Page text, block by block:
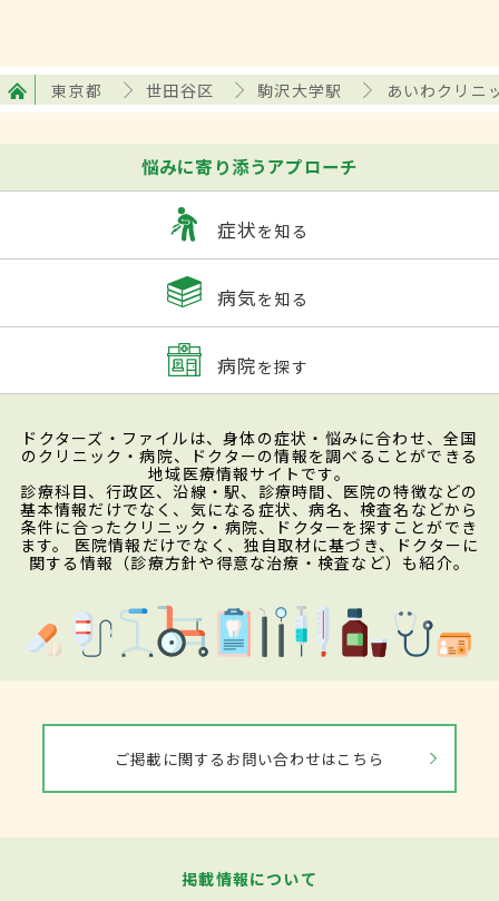
東京都 世田谷区 駒沢大学駅 あいわクリニ
悩みに寄り添うアプローチ
症状を知る
病気を知る
病院を探す
ドクターズ・ファイルは、身体の症状・悩みに合わせ、全国
のクリニック・病院、ドクターの情報を調べることができる
地域医療情報サイトです。
診療科目、行政区、沿線・駅、診療時間、医院の特徴などの
基本情報だけでなく、気になる症状、病名、検査名などから
条件に合ったクリニック・病院、ドクターを探すことができ
ます。 医院情報だけでなく、独自取材に基づき、ドクターに
関する情報（診療方針や得意な治療・検査など）も紹介。
ご掲載に関するお問い合わせはこちら
掲載情報について